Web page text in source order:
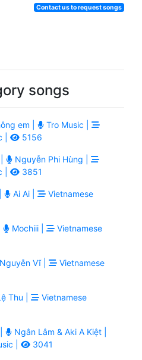
Contact us to request songs
songs
em |
Tro Music |
|
5156
Nguyễn Phi Hùng |
|
3851
Ai Ai |
Vietnamese
Mochiii |
Vietnamese
Nguyễn Vĩ |
Vietnamese
Thu |
Vietnamese
Ngân Lâm & Aki A Kiệt |
|
3041